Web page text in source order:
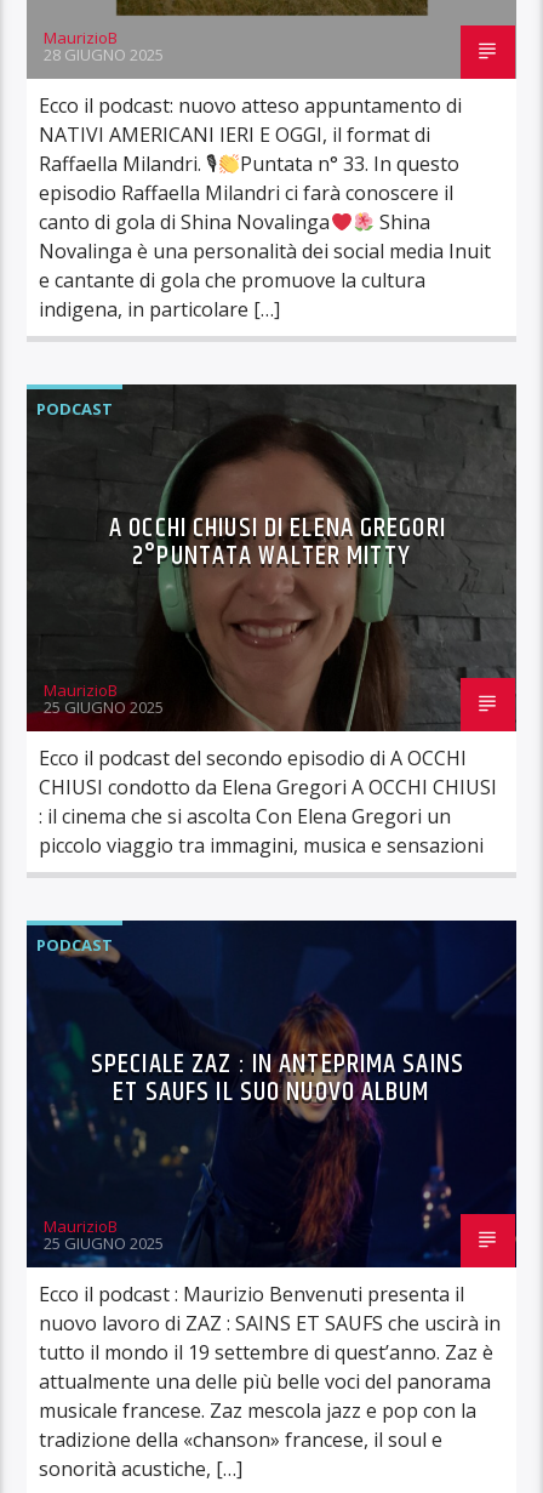
MaurizioB
28 GIUGNO 2025
Ecco il podcast: nuovo atteso appuntamento di
NATIVI AMERICANI IERI E OGGI, il format di
Raffaella Milandri. 🎙
Puntata n° 33. In questo
episodio Raffaella Milandri ci farà conoscere il
canto di gola di Shina Novalinga
Shina
Novalinga è una personalità dei social media Inuit
e cantante di gola che promuove la cultura
indigena, in particolare […]
PODCAST
A OCCHI CHIUSI DI ELENA GREGORI
2°PUNTATA WALTER MITTY
MaurizioB
25 GIUGNO 2025
Ecco il podcast del secondo episodio di A OCCHI
CHIUSI condotto da Elena Gregori A OCCHI CHIUSI
: il cinema che si ascolta Con Elena Gregori un
piccolo viaggio tra immagini, musica e sensazioni
PODCAST
SPECIALE ZAZ : IN ANTEPRIMA SAINS
ET SAUFS IL SUO NUOVO ALBUM
MaurizioB
25 GIUGNO 2025
Ecco il podcast : Maurizio Benvenuti presenta il
nuovo lavoro di ZAZ : SAINS ET SAUFS che uscirà in
tutto il mondo il 19 settembre di quest’anno. Zaz è
attualmente una delle più belle voci del panorama
musicale francese. Zaz mescola jazz e pop con la
tradizione della «chanson» francese, il soul e
sonorità acustiche, […]